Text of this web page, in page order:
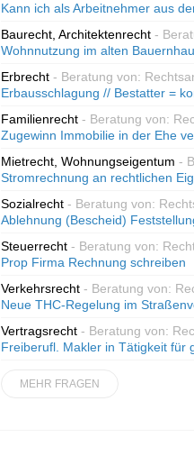
Kann ich als Arbeitnehmer aus
Baurecht, Architektenrecht -
Wohnnutzung im alten
Erbrecht - Beratung von:
Erbausschlagung // Bestatter =
Familienrecht - Beratung von:
Zugewinn Immobilie in der Ehe
Mietrecht, Wohnungseigentum -
Stromrechnung an rechtlichen
Sozialrecht - Beratung von:
Ablehnung (Bescheid)
Steuerrecht - Beratung von:
Prop Firma Rechnung schreiben
Verkehrsrecht - Beratung von:
Neue THC-Regelung im
Vertragsrecht - Beratung von:
Freiberufl. Makler in Tätigkeit für
MEHR FRAGEN